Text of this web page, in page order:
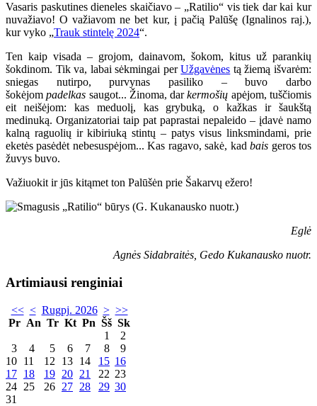
Vasaris paskutines dieneles skaičiavo – „Ratilio“ vis tiek dar kai kur
nuvažiavo! O važiavom ne bet kur, į pačią Palūšę (Ignalinos raj.),
kur vyko „Trauk stintelę 2024“.
Ten kaip visada – grojom, dainavom, šokom, kitus už parankių
šokdinom. Tik va, labai sėkmingai perUžgavėnes tą žiemą išvarėm:
sniegas nutirpo, purvynas pasiliko – buvo darbo
šokėjompadelkas saugot... Žinoma, darkermošių apėjom, tuščiomis
eit neišėjom: kas meduolį, kas grybuką, o kažkas ir šaukštą
medinuką. Organizatoriai taip pat paprastai nepaleido – įdavė namo
kalną raguolių ir kibiriuką stintų – patys visus linksmindami, prie
eketės pasėdėt nebesuspėjom... Kas ragavo, sakė, kadbais geros tos
žuvys buvo.
Važiuokit ir jūs kitąmet ton Palūšėn prie Šakarvų ežero!
Eglė
Agnės Sidabraitės, Gedo Kukanausko nuotr.
Artimiausi renginiai
<< < Rugpj. 2026 > >>
Pr An Tr Kt Pn Šš Sk
1
2
3
4 5 6 7 8
9
10 11 12 13 14 15 16
17 18 19 20 21 22 23
24 25 26 27 28 29 30
31